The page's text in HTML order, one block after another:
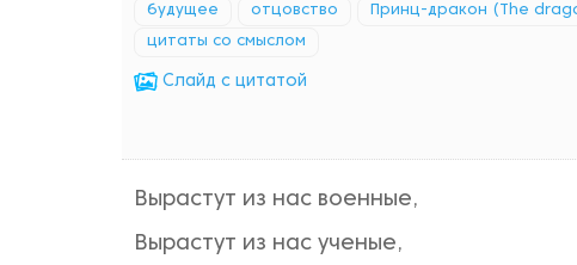
будущее отцовство Принц-дракон (The
цитаты со смыслом
Cлайд с цитатой
Вырастут из нас военные,
Вырастут из нас ученые,